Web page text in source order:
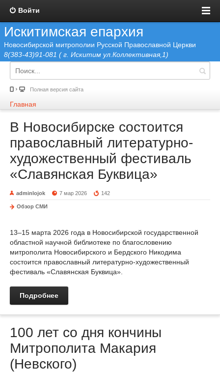
Войти
Искитимская епархия
Новосибирской митрополии Русской Православной Церкви
8(383-43)91-081 ( г. Искитим ул.Коллективная,1)
Полная версия сайта
Главная
В Новосибирске состоится
православный литературно-
художественный фестиваль
«Славянская Буквица»
adminlojok 7 мар 2026 142
Обзор СМИ
13–15 марта 2026 года в Новосибирской государственной
областной научной библиотеке по благословению
митрополита Новосибирского и Бердского Никодима
состоится православный литературно-художественный
фестиваль «Славянская Буквица».
Подробнее
100 лет со дня кончины
Митрополита Макария
(Невского)